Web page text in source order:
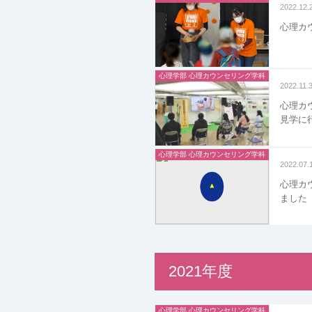
心理カ
心理カ
見学に
心理学部 心理カウンセリング学科
心理カ
ました
心理学部 心理カウンセリング学科
2021年度
心理学部 心理カウンセリング学科